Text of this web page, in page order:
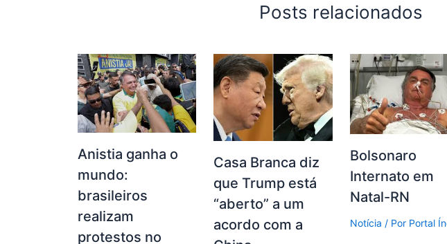
Posts relacionados
Anistia ganha o
mundo:
brasileiros
realizam
protestos no
Casa Branca diz
que Trump está
“aberto” a um
acordo com a
Bolsonaro
Internato em
Natal-RN
Notícia / Por Portal